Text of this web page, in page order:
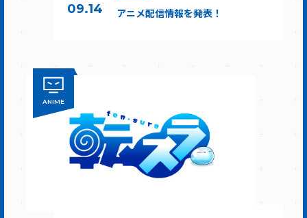
09.14 アニメ配信情報を発表！
ANIME